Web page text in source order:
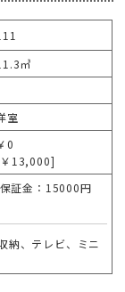
㎥
室
0
13,000]
証金：15000円
納、テレビ、ミニ